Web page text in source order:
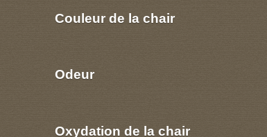
Couleur de la chair
Odeur
Oxydation de la chair